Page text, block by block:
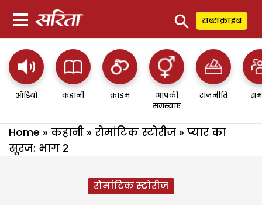
⚲ सब्सक्राइब
ऑडियो कहानी क्राइम
आपकी
समस्याएं
राजनीति
Home » कहानी » रोमांटिक स्टोरीज » प्यार का
सूरज: भाग 2
रोमांटिक स्टोरीज